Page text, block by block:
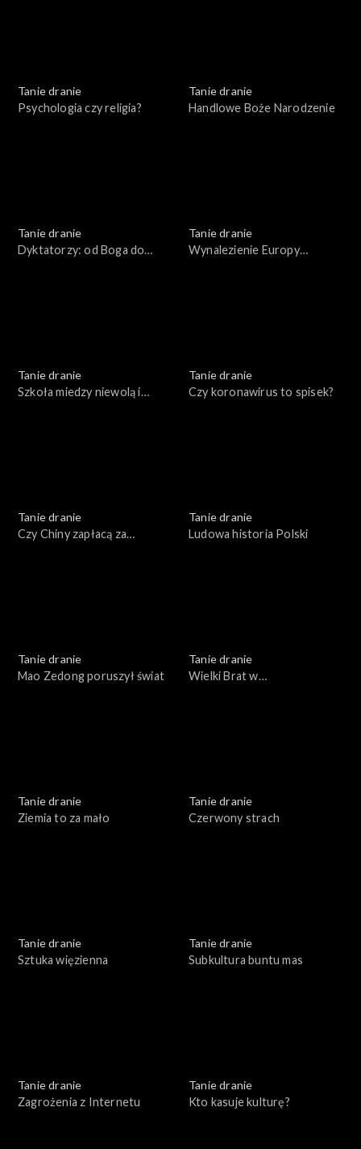
Tanie dranie
Psychologia czy religia?
Tanie dranie
Handlowe Boże Narodzenie
Tanie dranie
Dyktatorzy: od Boga do
Tanie dranie
Wynalezienie Europy
Tanie dranie
Szkoła miedzy niewolą i
Tanie dranie
Czy koronawirus to spisek?
Tanie dranie
Czy Chiny zapłacą za
Tanie dranie
Ludowa historia Polski
Tanie dranie
Mao Zedong poruszył świat
Tanie dranie
Wielki Brat w
Tanie dranie
Ziemia to za mało
Tanie dranie
Czerwony strach
Tanie dranie
Sztuka więzienna
Tanie dranie
Subkultura buntu mas
Tanie dranie
Zagrożenia z Internetu
Tanie dranie
Kto kasuje kulturę?